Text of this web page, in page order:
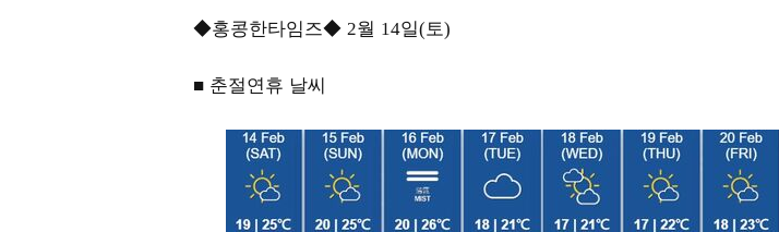
◆홍콩한타임즈◆ 2월 14일( 토)
■ 춘절연휴 날씨